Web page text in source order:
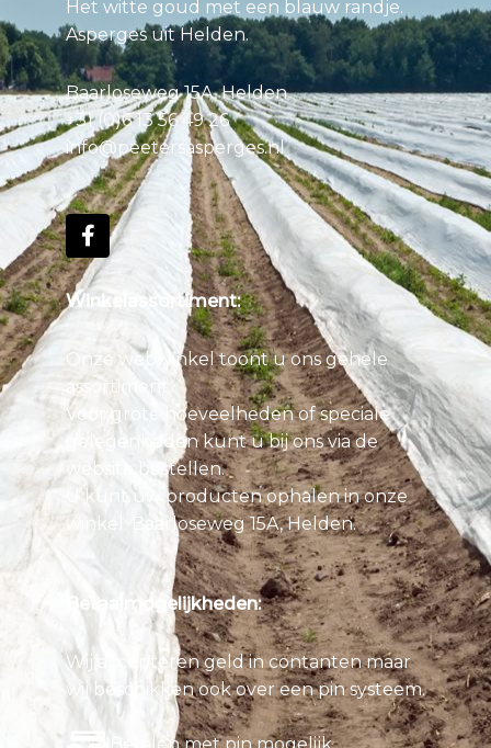
Het witte goud met een blauw randje.
Asperges uit Helden.
Baarloseweg 15A, Helden
+31 (0)6 13 56 49 26
info@peetersasperges.nl
Winkelassortiment:
Onze webwinkel toont u ons gehele
assortiment.
Voor grote hoeveelheden of speciale
gelegenheden kunt u bij ons via de
website bestellen.
U kunt uw producten ophalen in onze
winkel: Baarloseweg 15A, Helden.
Betaalmogelijkheden:
Wij accepteren geld in contanten maar
wij beschikken ook over een pin systeem.